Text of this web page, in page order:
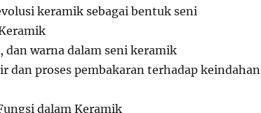
keramik sebagai bentuk seni
dan warna dalam seni keramik
dan proses pembakaran terhadap keindahan
dalam Keramik